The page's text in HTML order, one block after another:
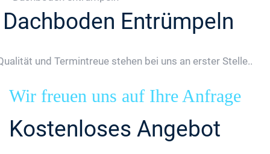
Dachboden Entrümpeln
und Termintreue stehen bei uns an erster Stelle..
Wir freuen uns auf Ihre Anfrage
Kostenloses Angebot